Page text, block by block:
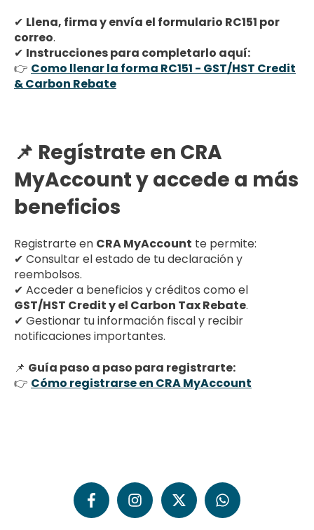
✔ Llena, firma y envía el formulario RC151 por
correo.
✔ Instrucciones para completarlo aquí:
👉 Como llenar la forma RC151 - GST/HST Credit
& Carbon Rebate
📌 Regístrate en CRA
MyAccount y accede a más
beneficios
Registrarte en CRA MyAccount te permite:
✔ Consultar el estado de tu declaración y
reembolsos.
✔ Acceder a beneficios y créditos como el
GST/HST Credit y el Carbon Tax Rebate.
✔ Gestionar tu información fiscal y recibir
notificaciones importantes.
📌 Guía paso a paso para registrarte:
👉 Cómo registrarse en CRA MyAccount